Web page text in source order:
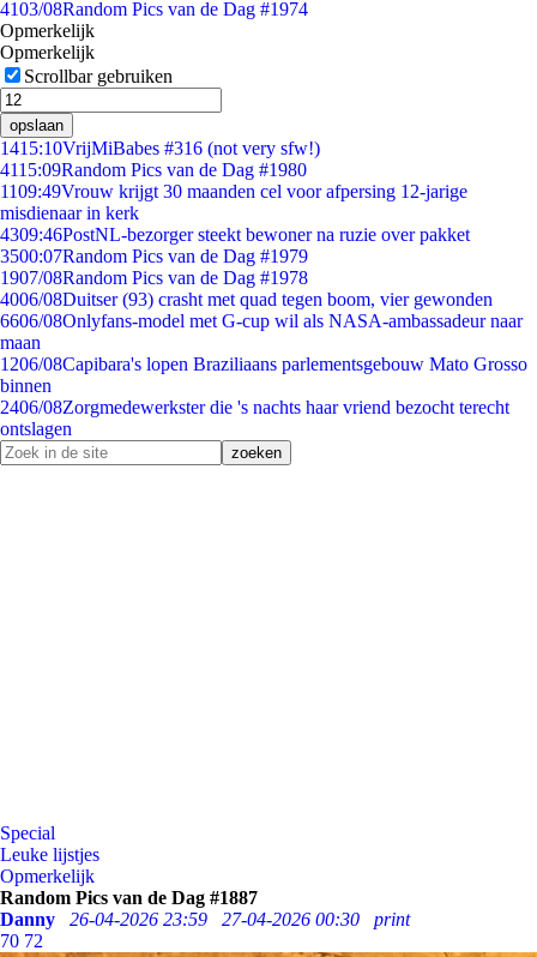
4103/08Random Pics van de Dag #1974
Opmerkelijk
Opmerkelijk
Scrollbar gebruiken
opslaan
1415:10VrijMiBabes #316 (not very sfw!)
4115:09Random Pics van de Dag #1980
1109:49Vrouw krijgt 30 maanden cel voor afpersing 12-jarige
misdienaar in kerk
4309:46PostNL-bezorger steekt bewoner na ruzie over pakket
3500:07Random Pics van de Dag #1979
1907/08Random Pics van de Dag #1978
4006/08Duitser (93) crasht met quad tegen boom, vier gewonden
6606/08Onlyfans-model met G-cup wil als NASA-ambassadeur naar
maan
1206/08Capibara's lopen Braziliaans parlementsgebouw Mato Grosso
binnen
2406/08Zorgmedewerkster die 's nachts haar vriend bezocht terecht
ontslagen
Special
Leuke lijstjes
Opmerkelijk
Random Pics van de Dag #1887
Danny
26-04-2026 23:59 27-04-2026 00:30
print
70 72